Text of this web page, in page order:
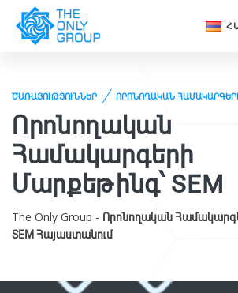
ԾԱՌԱՅՈՒԹՅՈՒՆՆԵՐ ՈՐՈՆՈՂԱԿԱՆ
Որոնողական
Համակարգերի
Մարքեթինգ՝ SEM
The Only Group - Որոնողական
SEM Հայաստանում